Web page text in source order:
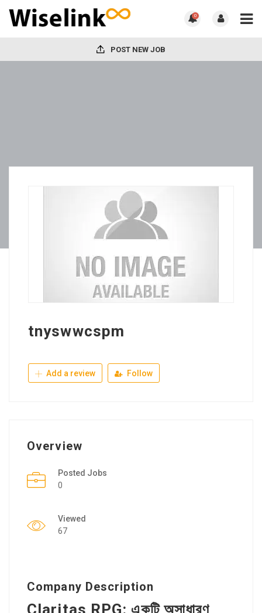
0
POST NEW JOB
tnyswwcspm
Add a review Follow
Overview
Posted Jobs
0
Viewed
67
Company Description
Claritas RPG: একটি অসাধারণ